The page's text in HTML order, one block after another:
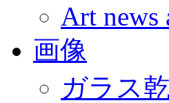
Art news
画像
ガラス